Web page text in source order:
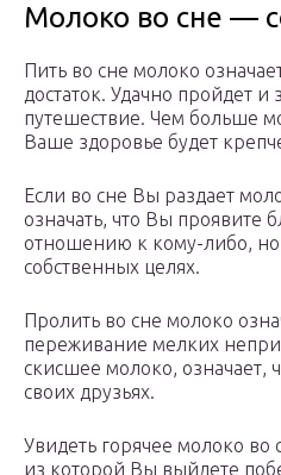
Молоко во сне —
Пить во сне молоко
достаток. Удачно пройдет
путешествие. Чем больше
Ваше здоровье будет
Если во сне Вы раздает
означать, что Вы проявите
отношению к кому-либо, но
собственных целях.
Пролить во сне молоко
переживание мелких
скисшее молоко, означает,
своих друзьях.
Увидеть горячее молоко во
из которой Вы выйдете